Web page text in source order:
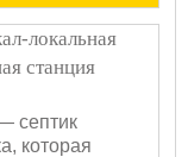
локальная
станция
септик
которая